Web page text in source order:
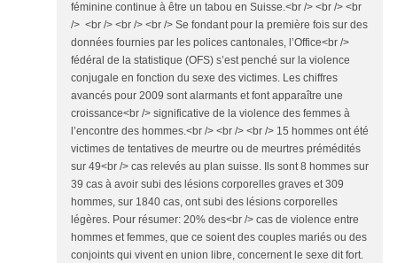
féminine continue à être un tabou en Suisse.<br /> <br /> <br
/> <br /> <br /> <br /> Se fondant pour la première fois sur des
données fournies par les polices cantonales, l’Office<br />
fédéral de la statistique (OFS) s’est penché sur la violence
conjugale en fonction du sexe des victimes. Les chiffres
avancés pour 2009 sont alarmants et font apparaître une
croissance<br /> significative de la violence des femmes à
l’encontre des hommes.<br /> <br /> <br /> 15 hommes ont été
victimes de tentatives de meurtre ou de meurtres prémédités
sur 49<br /> cas relevés au plan suisse. Ils sont 8 hommes sur
39 cas à avoir subi des lésions corporelles graves et 309
hommes, sur 1840 cas, ont subi des lésions corporelles
légères. Pour résumer: 20% des<br /> cas de violence entre
hommes et femmes, que ce soient des couples mariés ou des
conjoints qui vivent en union libre, concernent le sexe dit fort.